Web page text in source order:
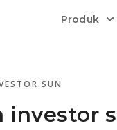
Produk
all in onedi halaman
manajemen
tepercaya terkait
dan
SUN
investor